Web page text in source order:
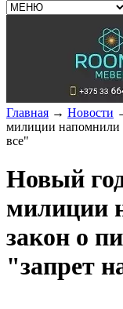
Главная → Новости
милиции напомнили
все"
Новый
милиции
закон о
"запрет